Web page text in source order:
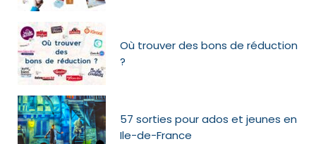
Où trouver des bons de réduction
?
57 sorties pour ados et jeunes en
Ile-de-France